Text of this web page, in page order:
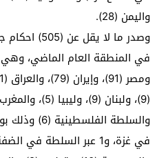
واليمن (28).